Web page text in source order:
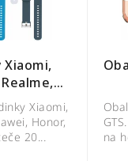
Xiaomi,
Xiaomi,
Honor,
20...
na